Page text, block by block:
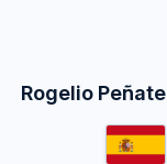
Rogelio Peñate